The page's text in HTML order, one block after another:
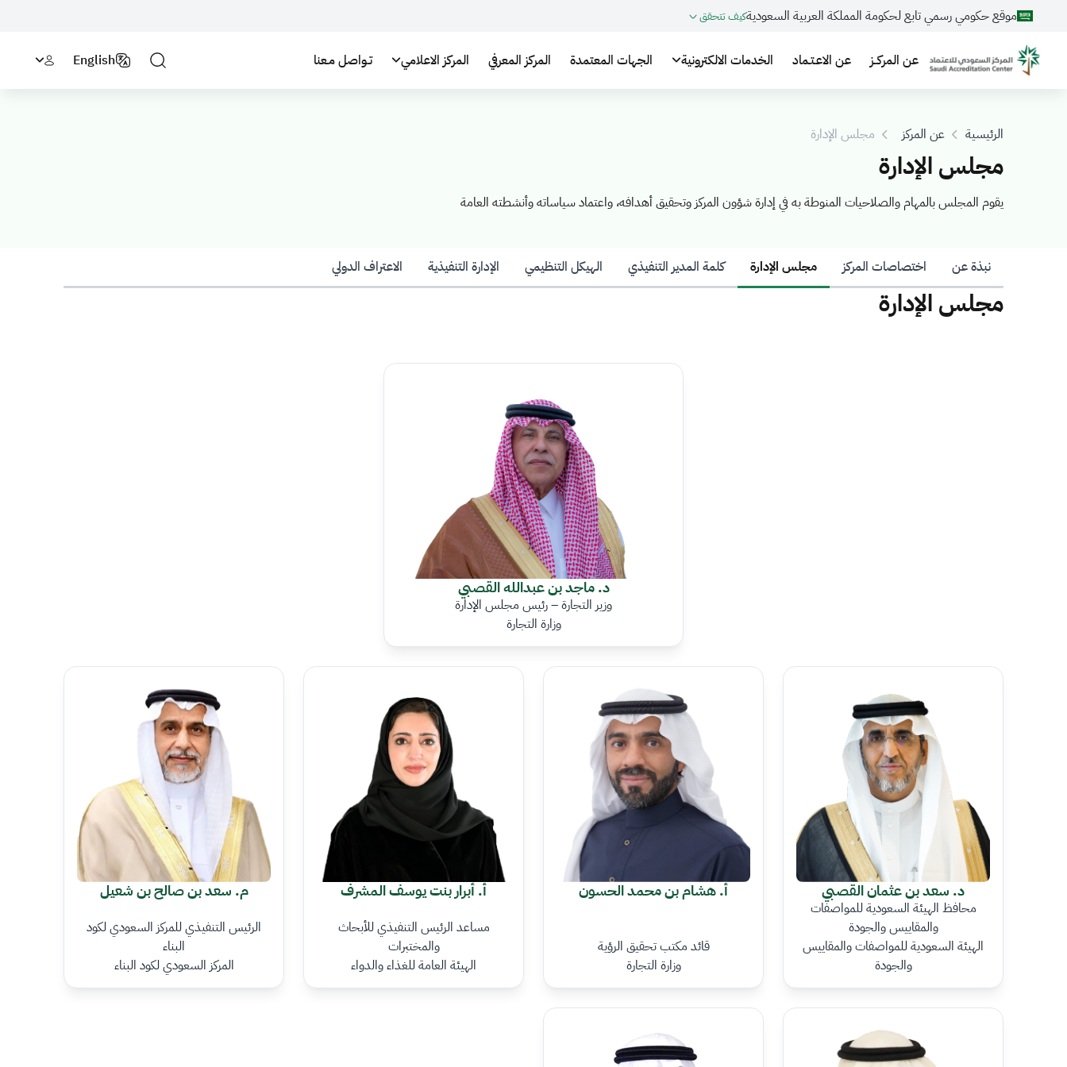
موقع حكومي رسمي تابع لحكومة المملكة العربية السعوديةكيف تتحقق
عن المركــز عن الاعـتـماد الخدمات الالكترونية الجهات المعتمدة المركز المعرفي المركز الاعلامي تـواصل مـعنا English
الرئيسية عن المركز مجلس الإدارة
مجلس الإدارة
يقوم المجلس بالمهام والصلاحيات المنوطة به في إدارة شؤون المركز وتحقيق أهدافه، واعتماد سياساته وأنشطته العامة
نبذة عن اختصاصات المركز مجلس الإدارة كلمة المدير التنفيذي الهيكل التنظيمي الإدارة التنفيذية الاعتراف الدولي
مجلس الإدارة
د. ماجد بن عبدالله القصبي
وزير التجارة – رئيس مجلس الإدارة
وزارة التجارة
د. سعد بن عثمان القصبي
محافظ الهيئة السعودية للمواصفات
والمقاييس والجودة
الهيئة السعودية للمواصفات والمقاييس
والجودة
أ. هشام بن محمد الحسون
قائد مكتب تحقيق الرؤية
وزارة التجارة
أ. أبرار بنت يوسف المشرف
مساعد الرئيس التنفيذي للأبحاث
والمختبرات
الهيئة العامة للغذاء والدواء
م. سعد بن صالح بن شعيل
الرئيس التنفيذي للمركز السعودي لكود
البناء
المركز السعودي لكود البناء